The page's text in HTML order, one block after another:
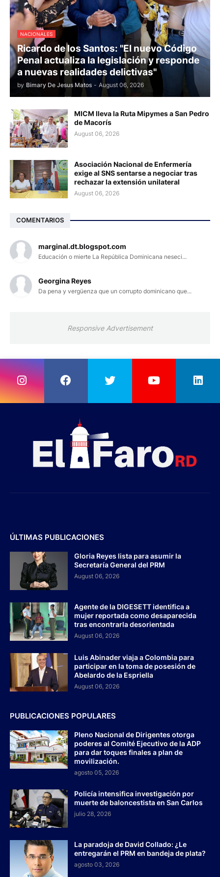
NACIONALES
Ricardo de los Santos: "El nuevo Código
Penal actualiza la legislación y responde
a nuevas realidades delictivas"
by Bimary De Jesus Matos - August 06, 2026
MICM lleva la Ruta Mipymes a San Pedro
de Macorís
August 06, 2026
Asociación Nacional de Enfermería
exige al SNS sentarse a negociar tras
rechazar la extensión unilateral
August 06, 2026
COMENTARIOS
marginal.dt.blogspot.com
Educación o mierte La República Dominicana neseci...
Georgina Reyes
Da pena y vergüenza que un corrupto dominicano que...
Responsive Advertisement
ÚLTIMAS PUBLICACIONES
Gloria Reyes lista para asumir la
Secretaría General del PRM
August 06, 2026
Agente de la DIGESETT identifica a
mujer reportada como desaparecida
tras encontrarla desorientada
August 06, 2026
Luis Abinader viaja a Colombia para
participar en la toma de posesión de
Abelardo de la Espriella
August 06, 2026
PUBLICACIONES POPULARES
Pleno Nacional de Dirigentes otorga
poderes al Comité Ejecutivo de la ADP
para dar toques finales a plan de
movilización.
agosto 05, 2026
Policía intensifica investigación por
muerte de baloncestista en San Carlos
julio 28, 2026
La paradoja de David Collado: ¿Le
entregarán el PRM en bandeja de plata?
agosto 03, 2026